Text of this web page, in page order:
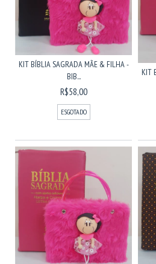
KIT BÍBLIA SAGRADA MÃE & FILHA -
BIB...
R$58,00
ESGOTADO
KIT